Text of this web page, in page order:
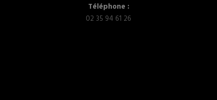
Téléphone :
02 35 94 61 26